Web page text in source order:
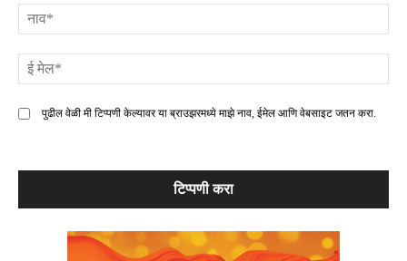
पुढील वेळी मी टिप्पणी केल्यावर या ब्राउझरमध्ये माझे नाव, ईमेल आणि वेबसाइट जतन करा.